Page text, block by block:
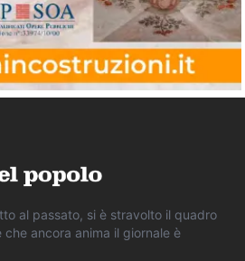
al passato, si è stravolto il quadro
che ancora anima il giornale è